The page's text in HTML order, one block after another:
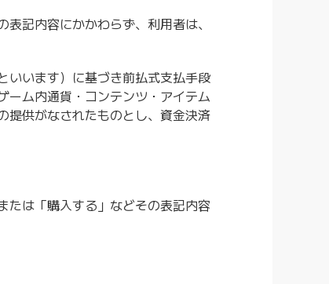
記内容にかかわらず、利用者は、
いいます）に基づき前払式支払手段
ーム内通貨・コンテンツ・アイテム
提供がなされたものとし、資金決済
たは「購入する」などその表記内容